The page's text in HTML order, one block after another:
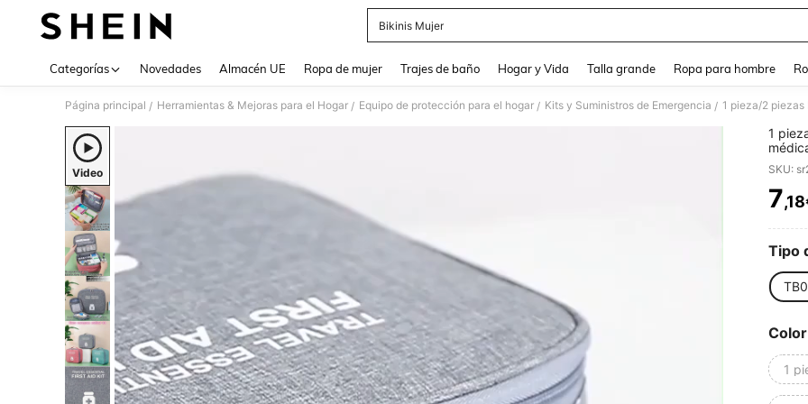
Bikinis Mujer
Categorías Novedades Almacén UE Ropa de mujer Trajes de baño Hogar y Vida Talla grande Ropa para hombre
Página principal / Herramientas & Mejoras para el Hogar / Equipo de protección para el hogar / Kits y Suministros de Emergencia /
Video
1
para
regalo
Día
Año
SKU:
7
Tipo
Color
1